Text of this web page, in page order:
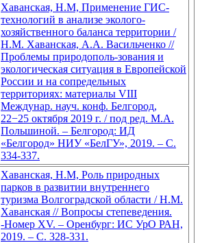
Хаванская, Н.М, Применение ГИС-
технологий в анализе эколого-
хозяйственного баланса территории /
Н.М. Хаванская, А.А. Васильченко //
Проблемы природополь-зования и
экологическая ситуация в Европейской
России и на сопредельных
территориях: материалы VIII
Междунар. науч. конф. Белгород,
22−25 октября 2019 г. / под ред. М.А.
Польшиной. – Белгород: ИД
«Белгород» НИУ «БелГУ», 2019. – С.
334-337.
Хаванская, Н.М, Роль природных
парков в развитии внутреннего
туризма Волгоградской области / Н.М.
Хаванская // Вопросы степеведения.
-Номер XV. – Оренбург: ИС УрО РАН,
2019. – С. 328-331.